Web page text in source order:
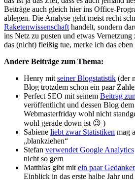
Beiträge auch gleich hier ins Office-
ablegen. Die Analyse geht meist recht
Raketenwissenschaft handelt, sondern
ins Netz zu pusten und etwas
das (nicht) fleißig tue, merke ich das eben
Andere Beiträge zum Thema:
Henry mit seiner Blogstatistik (der
Blog trotzdem schon ein paar
Perfect SEO mit seinem Beitrag
veröffentlicht und dessen Blog
Webmasterfriday wohl nicht
wohl gerade down ist 😉 )
Sabiene liebt zwar Statistiken mag
„blankziehen“
Stefan verwendet Google Analytics
nicht so gern
Matthias gibt mit ein paar
Einblick in das erste halbe Jahr